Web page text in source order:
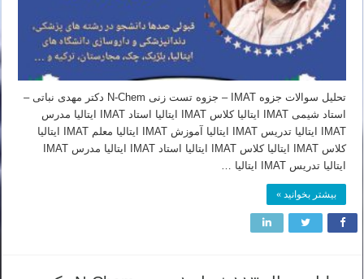
تحلیل سوالات جزوه IMAT – جزوه تست زنی N-Chem دکتر مهدی نباتی –
استاد شیمی IMAT ایتالیا کلاس IMAT ایتالیا استاد IMAT ایتالیا مدرس
IMAT ایتالیا تدریس IMAT ایتالیا آموزش IMAT ایتالیا معلم IMAT ایتالیا
کلاس IMAT ایتالیا کلاس IMAT ایتالیا استاد IMAT ایتالیا مدرس IMAT
ایتالیا تدریس IMAT ایتالیا …
بیشتر بخوانید »